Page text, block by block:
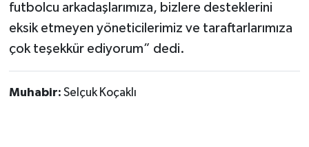
futbolcu arkadaşlarımıza, bizlere desteklerini
eksik etmeyen yöneticilerimiz ve taraftarlarımıza
çok teşekkür ediyorum” dedi.
Muhabir: Selçuk Koçaklı